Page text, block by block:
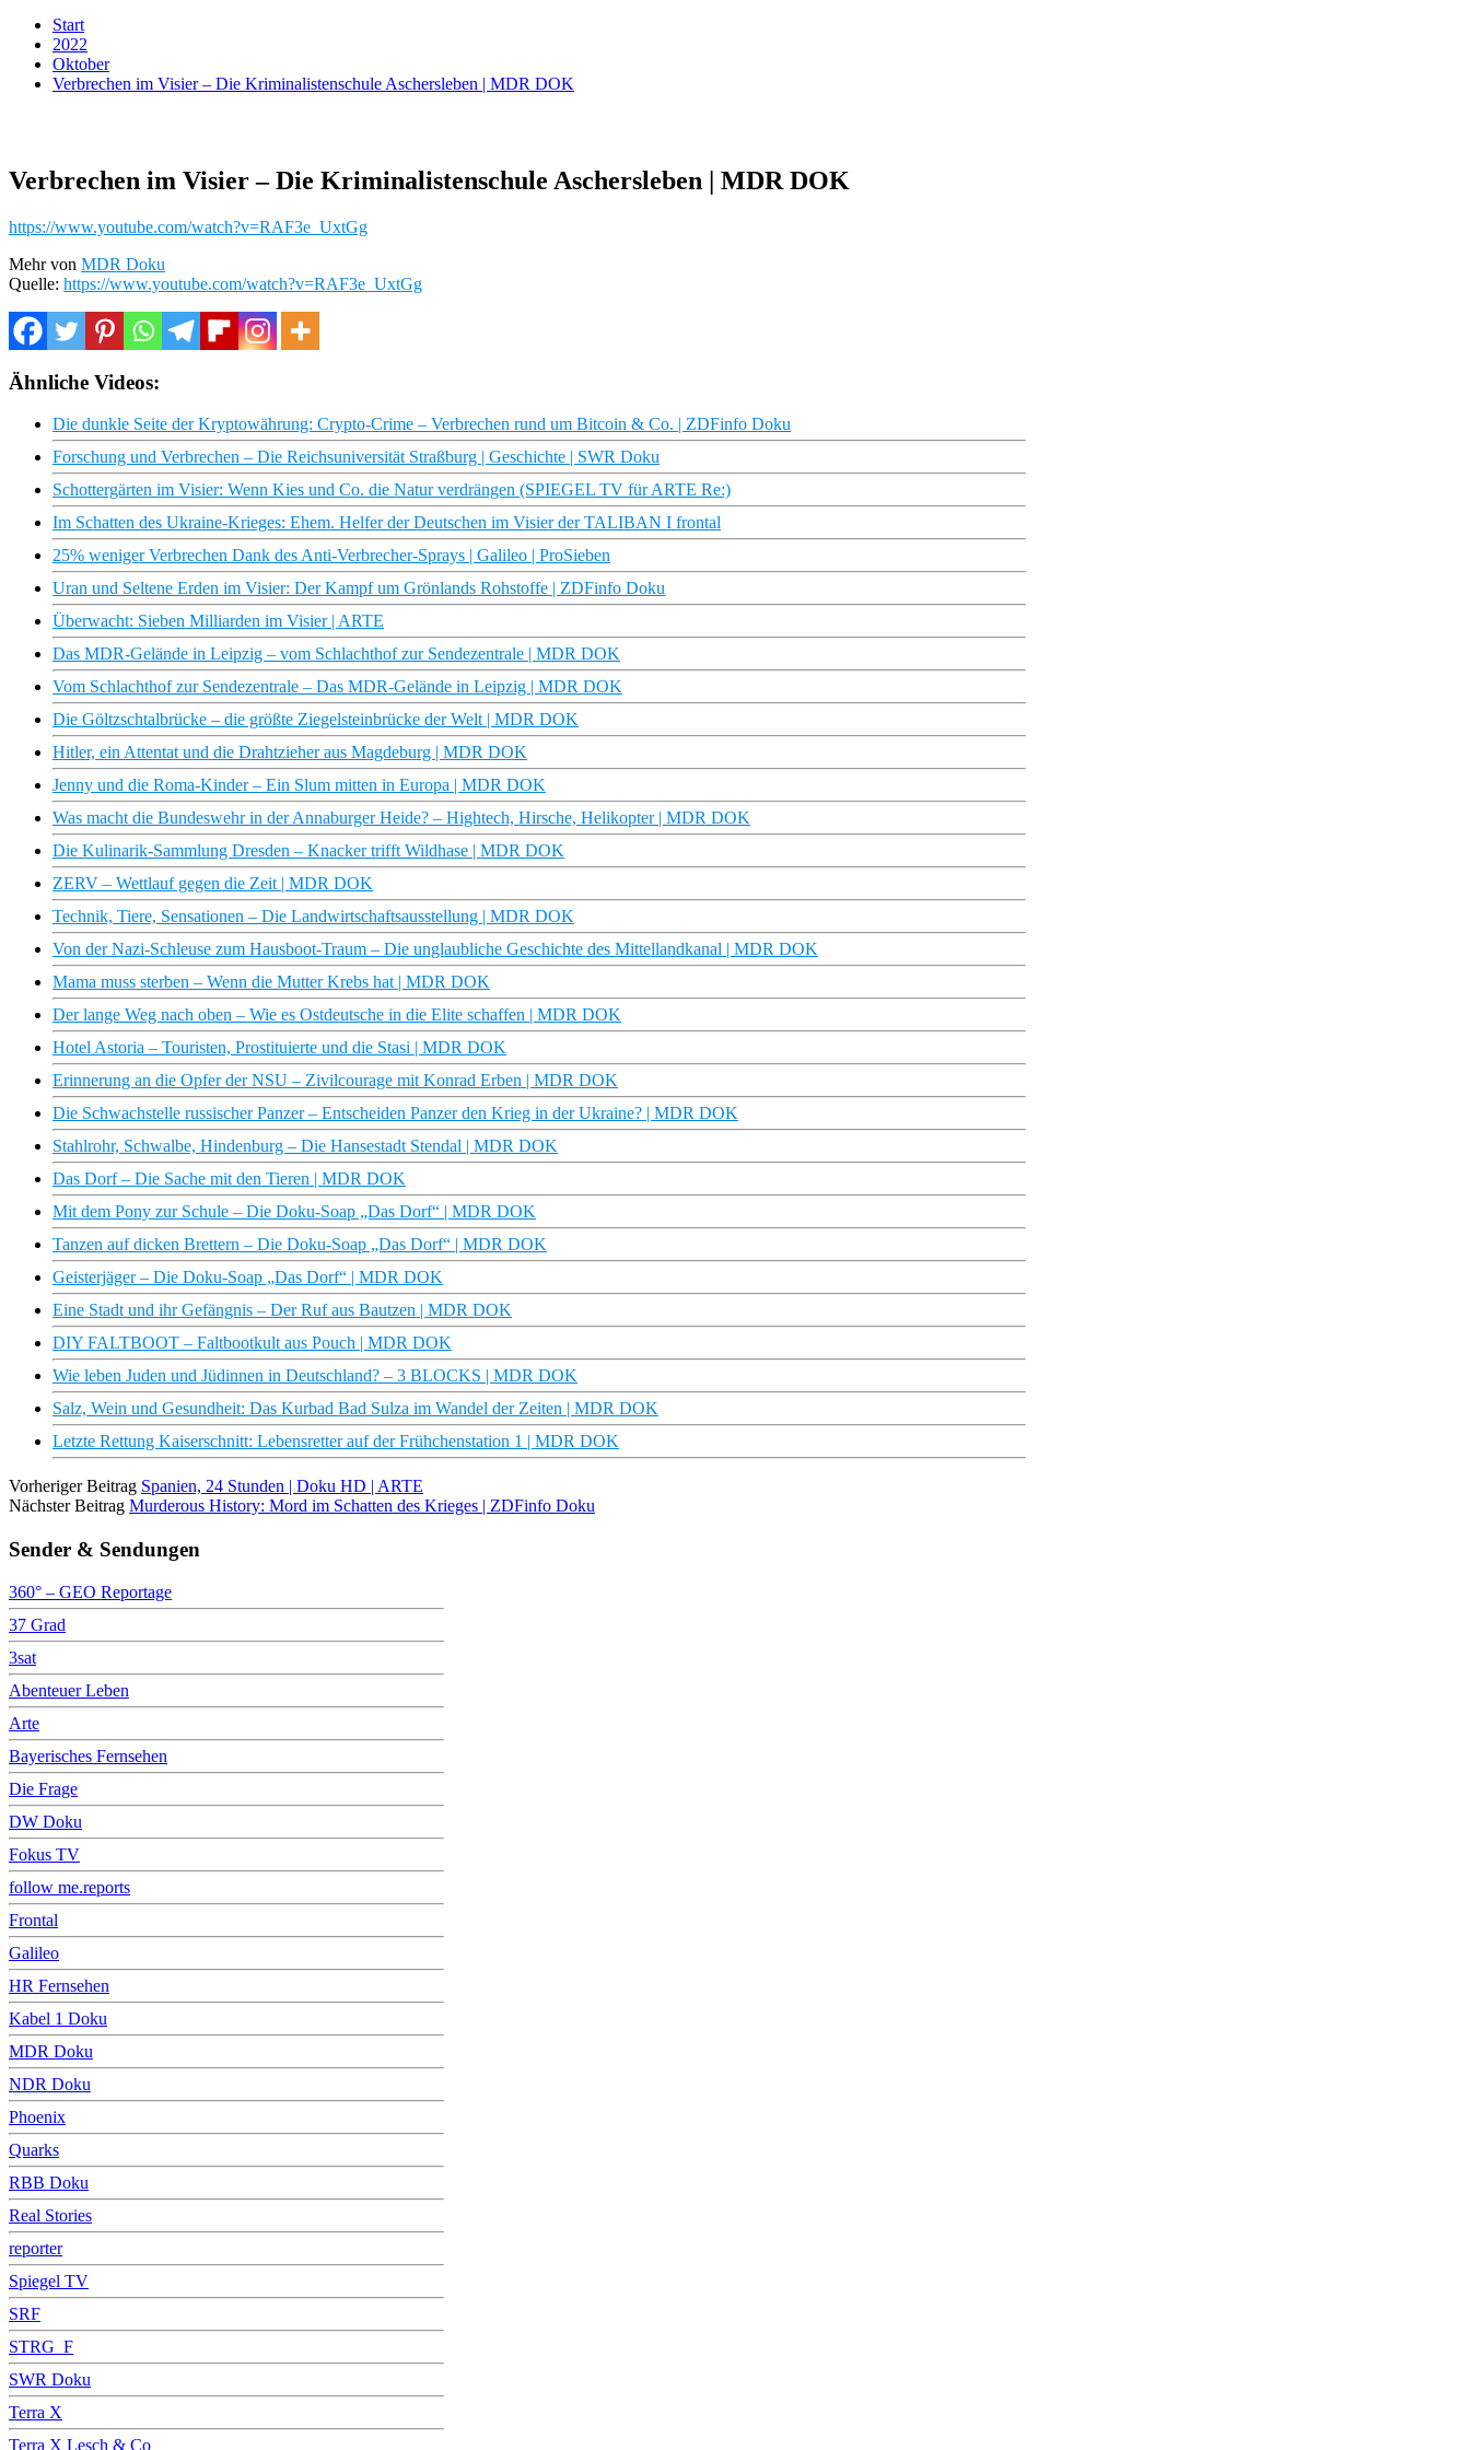
Start
2022
Oktober
Verbrechen im Visier – Die Kriminalistenschule Aschersleben | MDR DOK
Verbrechen im Visier – Die Kriminalistenschule Aschersleben | MDR DOK
https://www.youtube.com/watch?v=RAF3e_UxtGg
Mehr von MDR Doku
Quelle: https://www.youtube.com/watch?v=RAF3e_UxtGg
Ähnliche Videos:
Die dunkle Seite der Kryptowährung: Crypto-Crime – Verbrechen rund um Bitcoin & Co. | ZDFinfo Doku
Forschung und Verbrechen – Die Reichsuniversität Straßburg | Geschichte | SWR Doku
Schottergärten im Visier: Wenn Kies und Co. die Natur verdrängen (SPIEGEL TV für ARTE Re:)
Im Schatten des Ukraine-Krieges: Ehem. Helfer der Deutschen im Visier der TALIBAN I frontal
25% weniger Verbrechen Dank des Anti-Verbrecher-Sprays | Galileo | ProSieben
Uran und Seltene Erden im Visier: Der Kampf um Grönlands Rohstoffe | ZDFinfo Doku
Überwacht: Sieben Milliarden im Visier | ARTE
Das MDR-Gelände in Leipzig – vom Schlachthof zur Sendezentrale | MDR DOK
Vom Schlachthof zur Sendezentrale – Das MDR-Gelände in Leipzig | MDR DOK
Die Göltzschtalbrücke – die größte Ziegelsteinbrücke der Welt | MDR DOK
Hitler, ein Attentat und die Drahtzieher aus Magdeburg | MDR DOK
Jenny und die Roma-Kinder – Ein Slum mitten in Europa | MDR DOK
Was macht die Bundeswehr in der Annaburger Heide? – Hightech, Hirsche, Helikopter | MDR DOK
Die Kulinarik-Sammlung Dresden – Knacker trifft Wildhase | MDR DOK
ZERV – Wettlauf gegen die Zeit | MDR DOK
Technik, Tiere, Sensationen – Die Landwirtschaftsausstellung | MDR DOK
Von der Nazi-Schleuse zum Hausboot-Traum – Die unglaubliche Geschichte des Mittellandkanal | MDR DOK
Mama muss sterben – Wenn die Mutter Krebs hat | MDR DOK
Der lange Weg nach oben – Wie es Ostdeutsche in die Elite schaffen | MDR DOK
Hotel Astoria – Touristen, Prostituierte und die Stasi | MDR DOK
Erinnerung an die Opfer der NSU – Zivilcourage mit Konrad Erben | MDR DOK
Die Schwachstelle russischer Panzer – Entscheiden Panzer den Krieg in der Ukraine? | MDR DOK
Stahlrohr, Schwalbe, Hindenburg – Die Hansestadt Stendal | MDR DOK
Das Dorf – Die Sache mit den Tieren | MDR DOK
Mit dem Pony zur Schule – Die Doku-Soap „Das Dorf“ | MDR DOK
Tanzen auf dicken Brettern – Die Doku-Soap „Das Dorf“ | MDR DOK
Geisterjäger – Die Doku-Soap „Das Dorf“ | MDR DOK
Eine Stadt und ihr Gefängnis – Der Ruf aus Bautzen | MDR DOK
DIY FALTBOOT – Faltbootkult aus Pouch | MDR DOK
Wie leben Juden und Jüdinnen in Deutschland? – 3 BLOCKS | MDR DOK
Salz, Wein und Gesundheit: Das Kurbad Bad Sulza im Wandel der Zeiten | MDR DOK
Letzte Rettung Kaiserschnitt: Lebensretter auf der Frühchenstation 1 | MDR DOK
Vorheriger Beitrag Spanien, 24 Stunden | Doku HD | ARTE
Nächster Beitrag Murderous History: Mord im Schatten des Krieges | ZDFinfo Doku
Sender & Sendungen
360° – GEO Reportage
37 Grad
3sat
Abenteuer Leben
Arte
Bayerisches Fernsehen
Die Frage
DW Doku
Fokus TV
follow me.reports
Frontal
Galileo
HR Fernsehen
Kabel 1 Doku
MDR Doku
NDR Doku
Phoenix
Quarks
RBB Doku
Real Stories
reporter
Spiegel TV
SRF
STRG_F
SWR Doku
Terra X
Terra X Lesch & Co